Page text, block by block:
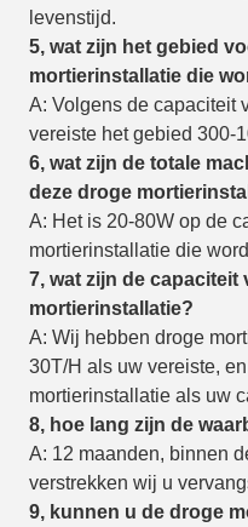
levenstijd.
5, wat zijn het gebied
mortierinstallatie die
A: Volgens de capaciteit
vereiste het gebied 300-
6, wat zijn de totale
deze droge
A: Het is 20-80W op de
mortierinstallatie die
7, wat zijn de capaciteit
mortierinstallatie?
A: Wij hebben droge
30T/H als uw vereiste,
mortierinstallatie als uw
8, hoe lang zijn de
A: 12 maanden, binnen
verstrekken wij u
9, kunnen u de droge